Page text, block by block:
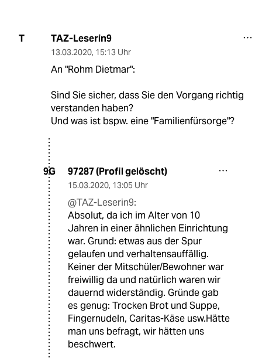
T TAZ-Leserin9
13.03.2020, 15:13 Uhr
An "Rohm Dietmar":
Sind Sie sicher, dass Sie den Vorgang richtig
verstanden haben?
Und was ist bspw. eine "Familienfürsorge"?
9G 97287 (Profil gelöscht)
15.03.2020, 13:05 Uhr
@TAZ-Leserin9:
Absolut, da ich im Alter von 10
Jahren in einer ähnlichen Einrichtung
war. Grund: etwas aus der Spur
gelaufen und verhaltensauffällig.
Keiner der Mitschüler/Bewohner war
freiwillig da und natürlich waren wir
dauernd widerständig. Gründe gab
es genug: Trocken Brot und Suppe,
Fingernudeln, Caritas-Käse usw.Hätte
man uns befragt, wir hätten uns
beschwert.